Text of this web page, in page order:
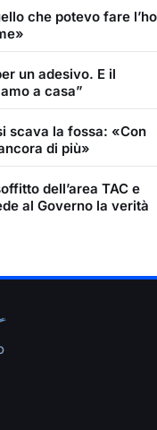
che potevo fare l’ho
un adesivo. E il
a casa”
scava la fossa: «Con
di più»
dell’area TAC e
al Governo la verità